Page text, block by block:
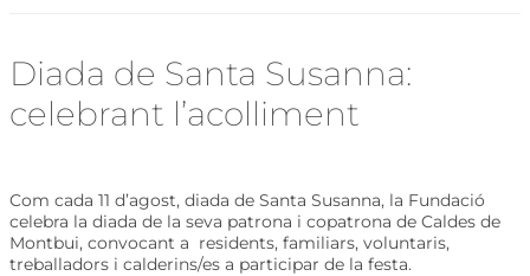
Diada de Santa Susanna:
celebrant l’acolliment
Com cada 11 d’agost, diada de Santa Susanna, la Fundació
celebra la diada de la seva patrona i copatrona de Caldes de
Montbui, convocant a residents, familiars, voluntaris,
treballadors i calderins/es a participar de la festa.